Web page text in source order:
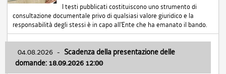
I testi pubblicati costituiscono uno strumento di
consultazione documentale privo di qualsiasi valore giuridico e la
responsabilità degli stessi è in capo all'Ente che ha emanato il bando.
04.08.2026 - Scadenza della presentazione delle
domande: 18.09.2026 12:00